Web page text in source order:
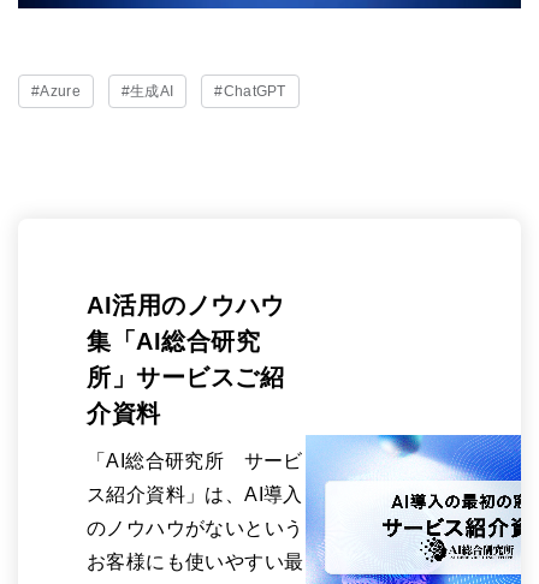
#Azure #生成AI #ChatGPT
AI活用のノウハウ
集「AI総合研究
所」サービスご紹
介資料
「AI総合研究所 サービ
ス紹介資料」は、AI導入
のノウハウがないという
お客様にも使いやすい最